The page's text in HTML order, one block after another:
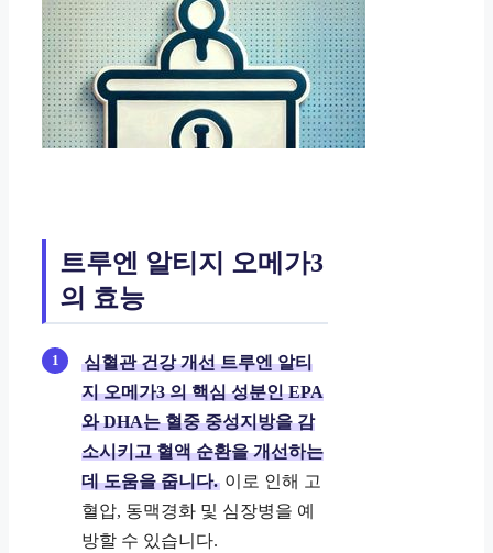
트루엔 알티지 오메가3
의 효능
심혈관 건강 개선 트루엔 알티
지 오메가3 의 핵심 성분인 EPA
와 DHA는 혈중 중성지방을 감
소시키고 혈액 순환을 개선하는
데 도움을 줍니다. 이로 인해 고
혈압, 동맥경화 및 심장병을 예
방할 수 있습니다.